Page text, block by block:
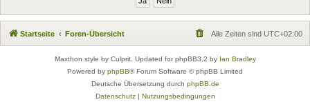
Startseite Foren-Übersicht Alle Zeiten sind UTC+02:00
Maxthon style by Culprit. Updated for phpBB3.2 by Ian Bradley
Powered by phpBB® Forum Software © phpBB Limited
Deutsche Übersetzung durch phpBB.de
Datenschutz| Nutzungsbedingungen